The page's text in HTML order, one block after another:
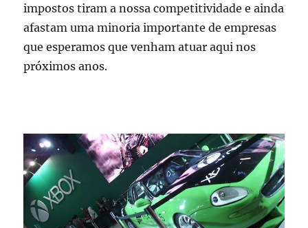
impostos tiram a nossa competitividade e ainda
afastam uma minoria importante de empresas
que esperamos que venham atuar aqui nos
próximos anos.